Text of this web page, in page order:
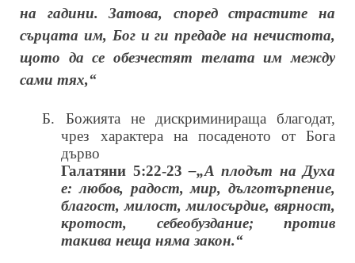
на гадини. Затова, според страстите на
сърцата им, Бог и ги предаде на нечистота,
щото да се обезчестят телата им между
сами тях,“
Б. Божията не дискриминираща благодат,
чрез характера на посаденото от Бога
дърво
Галатяни 5:22-23–„А плодът на Духа
е: любов, радост, мир, дълготърпение,
благост, милост, милосърдие, вярност,
кротост, себеобуздание; против
такива неща няма закон.“